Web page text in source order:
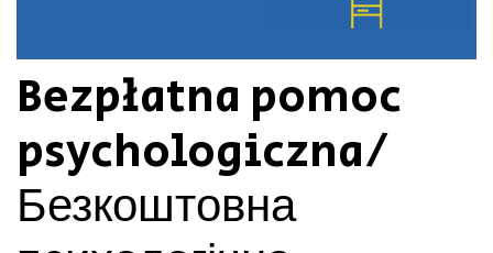
Bezpłatna pomoc
psychologiczna/
Безкоштовна